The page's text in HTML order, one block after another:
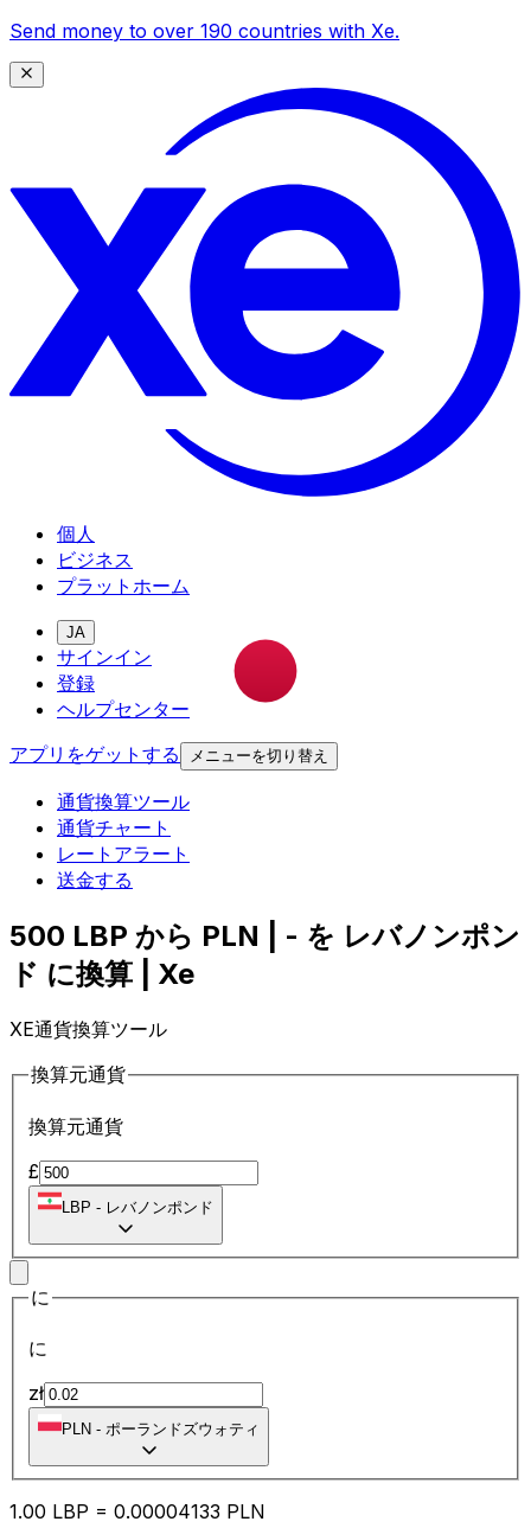
Send money to over 190 countries with Xe.
個人
ビジネス
プラットホーム
JA
サインイン
登録
ヘルプセンター
アプリをゲットする
メニューを切り替え
通貨換算ツール
通貨チャート
レートアラート
送金する
500 LBP から PLN | - を レバノンポン
ド に換算 | Xe
XE通貨換算ツール
換算元通貨
換算元通貨
£
LBP - レバノンポンド
に
に
zł
PLN - ポーランドズウォティ
1.00 LBP = 0.00004133 PLN